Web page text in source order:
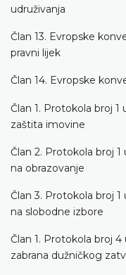
udruživanja
Član 13. Evropske
pravni lijek
Član 14. Evropske
Član 1. Protokola broj
zaštita imovine
Član 2. Protokola broj
na obrazovanje
Član 3. Protokola broj
na slobodne izbore
Član 1. Protokola broj
zabrana dužničkog